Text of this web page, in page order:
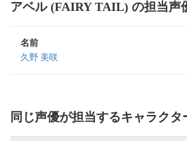
アベル (FAIRY TAIL) の担当声
名前
久野 美咲
同じ声優が担当するキャラクタ